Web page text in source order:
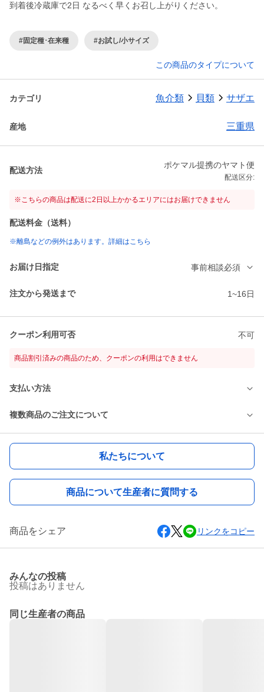
到着後冷蔵庫で2日 なるべく早くお召し上がりください。
#固定種･在来種 #お試し/小サイズ
この商品のタイプについて
カテゴリ 魚介類 貝類 サザエ
産地 三重県
配送方法
ポケマル提携のヤマト便
配送区分:
※こちらの商品は配送に2日以上かかるエリアにはお届けできません
配送料金（送料）
※離島などの例外はあります。詳細はこちら
お届け日指定 事前相談必須
注文から発送まで 1~16日
クーポン利用可否 不可
商品割引済みの商品のため、クーポンの利用はできません
支払い方法
複数商品のご注文について
私たちについて
商品について生産者に質問する
商品をシェア リンクをコピー
みんなの投稿
投稿はありません
同じ生産者の商品